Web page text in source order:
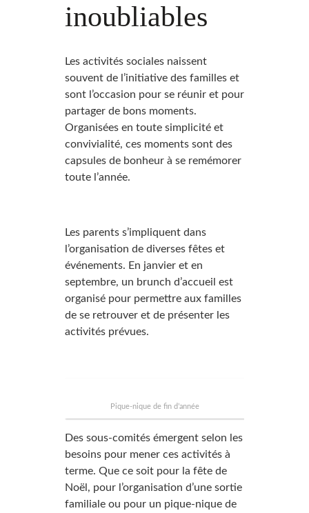
inoubliables
Les activités sociales naissent
souvent de l’initiative des familles et
sont l’occasion pour se réunir et pour
partager de bons moments.
Organisées en toute simplicité et
convivialité, ces moments sont des
capsules de bonheur à se remémorer
toute l’année.
Les parents s’impliquent dans
l’organisation de diverses fêtes et
événements. En janvier et en
septembre, un brunch d’accueil est
organisé pour permettre aux familles
de se retrouver et de présenter les
activités prévues.
Pique-nique de fin d’année
Des sous-comités émergent selon les
besoins pour mener ces activités à
terme. Que ce soit pour la fête de
Noël, pour l’organisation d’une sortie
familiale ou pour un pique-nique de